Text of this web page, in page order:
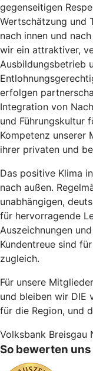
gegenseitigen
Wertschätzung und
nach innen und
wir ein attraktiver,
Ausbildungsbetrieb
erfolgen
Integration von
und Führungskultur
Kompetenz unserer
ihrer privaten und
Das positive Klima
nach außen.
unabhängigen,
für hervorragende
Auszeichnungen
Kundentreue sind
zugleich.
Für unsere
und bleiben wir DIE
für die Region, und
Volksbank Breisgau
So bewerten